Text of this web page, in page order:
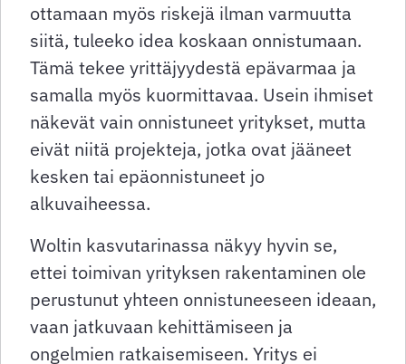
ottamaan myös riskejä ilman varmuutta
siitä, tuleeko idea koskaan onnistumaan.
Tämä tekee yrittäjyydestä epävarmaa ja
samalla myös kuormittavaa. Usein ihmiset
näkevät vain onnistuneet yritykset, mutta
eivät niitä projekteja, jotka ovat jääneet
kesken tai epäonnistuneet jo
alkuvaiheessa.
Woltin kasvutarinassa näkyy hyvin se,
ettei toimivan yrityksen rakentaminen ole
perustunut yhteen onnistuneeseen ideaan,
vaan jatkuvaan kehittämiseen ja
ongelmien ratkaisemiseen. Yritys ei